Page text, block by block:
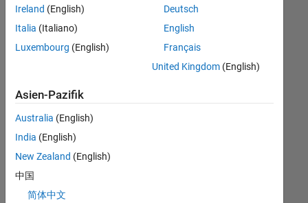
oder
alle
Stellenangebote
anzeigen .
noch
keine
offenen
Stellen
können,
die
Ireland (English)
Italia (Italiano)
Luxembourg (English)
Deutsch
English
Français
United Kingdom(English)
Asien-Pazifik
Australia (English)
India (English)
New Zealand (English)
中国
简体中文